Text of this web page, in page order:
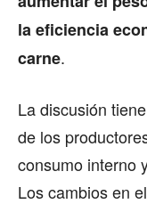
la eficiencia
carne.
La discusión
de los
consumo interno
Los cambios en